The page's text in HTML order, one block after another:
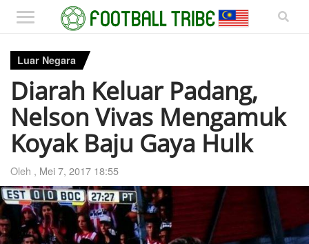
Luar Negara
Diarah Keluar Padang,
Nelson Vivas Mengamuk
Koyak Baju Gaya Hulk
Oleh , Mei 7, 2017 18:55